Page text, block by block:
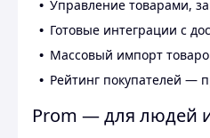
Управление товарами,
Готовые интеграции с
Массовый импорт
Рейтинг покупателей —
Prom — для людей